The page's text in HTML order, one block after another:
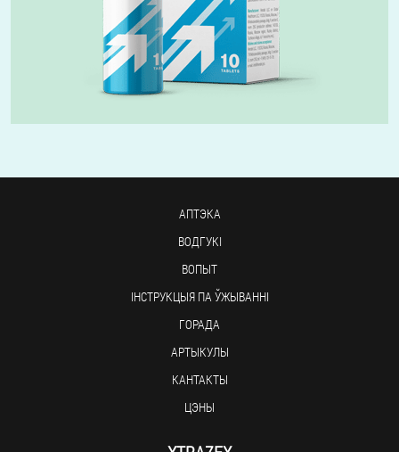
АПТЭКА
ВОДГУКІ
ВОПЫТ
ІНСТРУКЦЫЯ ПА ЎЖЫВАННІ
ГОРАДА
АРТЫКУЛЫ
КАНТАКТЫ
ЦЭНЫ